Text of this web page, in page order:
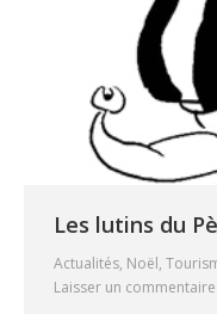
Les lutins du
Actualités, Noël,
Laisser un commentaire